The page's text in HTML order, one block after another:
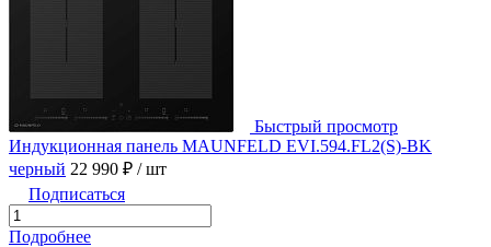
Быстрый просмотр
Индукционная панель MAUNFELD EVI.594.FL2(S)-BK
черный 22 990 ₽ / шт
Подписаться
Подробнее